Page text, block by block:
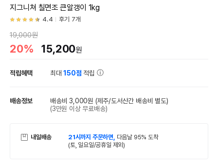
지그니쳐 칠면조 큰알갱이 1kg
4.4 후기 7개
19,000원
20% 15,200원
적립혜택 최대150점 적립
배송정보 배송비 3,000원 (제주/도서산간 배송비 별도)
(3만원 이상 무료배송)
내일배송 21시까지 주문하면, 다음날 95% 도착
(토, 일요일/공휴일 제외)